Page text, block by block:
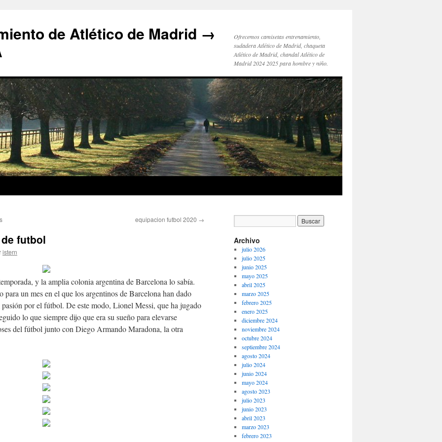
de Atlético de Madrid →
Ofrecemos camisetas entrenamiento,
sudadera Atlético de Madrid, chaqueta
Atlético de Madrid, chandal Atlético de
Madrid 2024 2025 para hombre y niño.
equipacion futbol 2020 →
futbol
istern
y la amplia colonia argentina de Barcelona lo sabía.
un mes en el que los argentinos de Barcelona han dado
por el fútbol. De este modo, Lionel Messi, que ha jugado
lo que siempre dijo que era su sueño para elevarse
del fútbol junto con Diego Armando Maradona, la otra
Archivo
julio 2026
julio 2025
junio 2025
mayo 2025
abril 2025
marzo 2025
febrero 2025
enero 2025
diciembre 2024
noviembre 2024
octubre 2024
septiembre 2024
agosto 2024
julio 2024
junio 2024
mayo 2024
agosto 2023
julio 2023
junio 2023
abril 2023
marzo 2023
febrero 2023